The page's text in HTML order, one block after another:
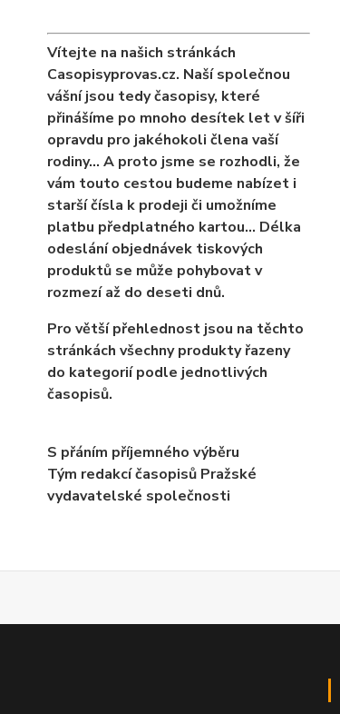
Vítejte na našich stránkách
Casopisyprovas.cz. Naší společnou
vášní jsou tedy časopisy, které
přinášíme po mnoho desítek let v šíři
opravdu pro jakéhokoli člena vaší
rodiny… A proto jsme se rozhodli, že
vám touto cestou budeme nabízet i
starší čísla k prodeji či umožníme
platbu předplatného kartou... Délka
odeslání objednávek tiskových
produktů se může pohybovat v
rozmezí až do deseti dnů.
Pro větší přehlednost jsou na těchto
stránkách všechny produkty řazeny
do kategorií podle jednotlivých
časopisů.
S přáním příjemného výběru
Tým redakcí časopisů Pražské
vydavatelské společnosti